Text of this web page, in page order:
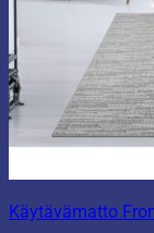
Käytävämatto